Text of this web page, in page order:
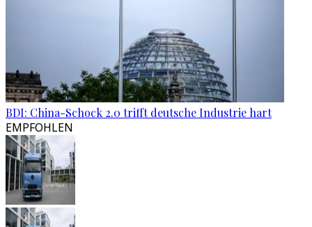
BDI: China-Schock 2.0 trifft deutsche Industrie hart
EMPFOHLEN